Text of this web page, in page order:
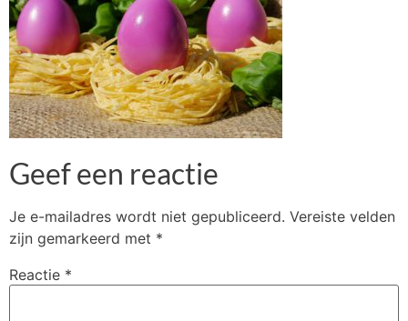
Geef een reactie
Je e-mailadres wordt niet gepubliceerd. Vereiste velden
zijn gemarkeerd met *
Reactie *